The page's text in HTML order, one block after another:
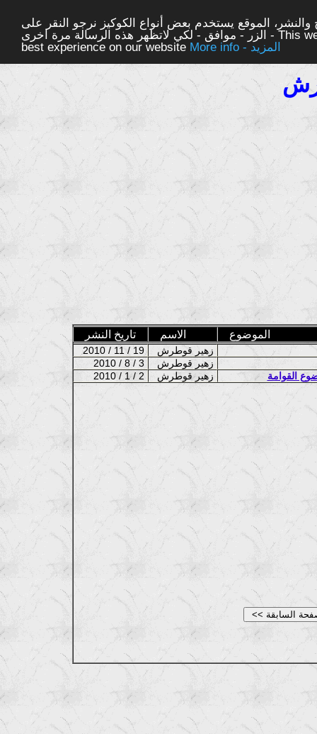
الموقع يستخدم بعض أنواع الكوكيز نرجو النقر على
الزر - موافق - لكي لاتظهر هذه الرسالة مرة اخرى - This website uses cookies to ensure you get the
best experience on our website
More info - المزيد
تاريخ النشر الاسم الموضوع
2010 / 11 / 19
2010 / 8 / 3
2010 / 1 / 2
القوامة